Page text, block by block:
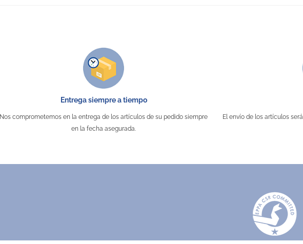
Entrega siempre a tiempo
Nos comprometemos en la entrega de los artículos de su pedido siempre
en la fecha asegurada.
El envío de los artículos será